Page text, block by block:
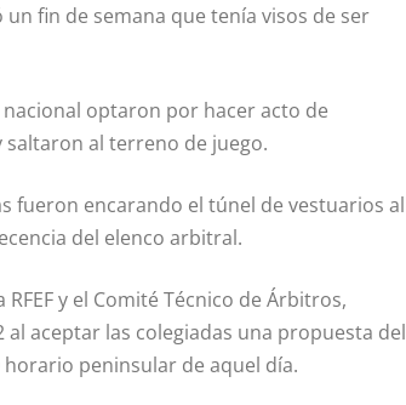
fin de semana que tenía visos de ser
optaron por hacer acto de
al terreno de juego.
fueron encarando el túnel de vestuarios al
del elenco arbitral.
y el Comité Técnico de Árbitros,
aceptar las colegiadas una propuesta del
peninsular de aquel día.